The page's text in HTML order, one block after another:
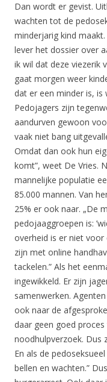
Dan wordt er gevist.
wachten tot de
minderjarig kind
lever het dossier over
ik wil dat deze viezerik
gaat morgen weer
dat er een minder is, is
Pedojagers zijn
aandurven gewoon
vaak niet bang
Omdat dan ook hun
komt”, weet De Vries.
mannelijke populatie
85.000 mannen. Van
25% er ook naar. „De
pedojaaggroepen is:
overheid is er niet
zijn met online
tackelen.” Als het
ingewikkeld. Er zijn
samenwerken.
ook naar de
daar geen goed
noodhulpverzoek. Dus
En als de
bellen en wachten.”